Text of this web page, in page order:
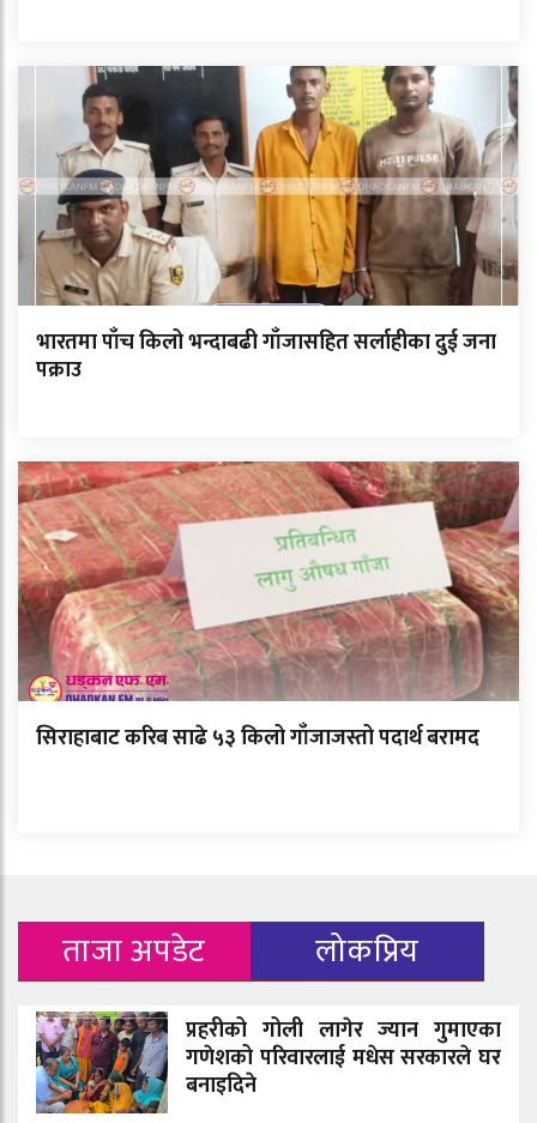
भारतमा पाँच किलो भन्दाबढी गाँजासहित सर्लाहीका दुई जना
पक्राउ
सिराहाबाट करिब साढे ५३ किलो गाँजाजस्तो पदार्थ बरामद
ताजा अपडेट लोकप्रिय
प्रहरीको गोली लागेर ज्यान गुमाएका
गणेशको परिवारलाई मधेस सरकारले घर
बनाइदिने